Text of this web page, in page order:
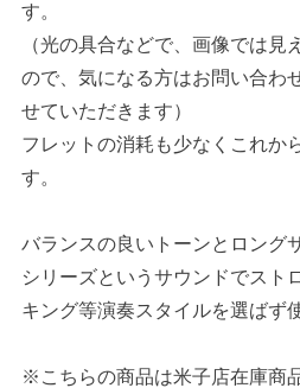
す。
（光の具合などで、画像では見
ので、気になる方はお問い合わ
せていただきます）
フレットの消耗も少なくこれか
す。
バランスの良いトーンとロング
シリーズというサウンドでスト
キング等演奏スタイルを選ばず
※こちらの商品は米子店在庫商